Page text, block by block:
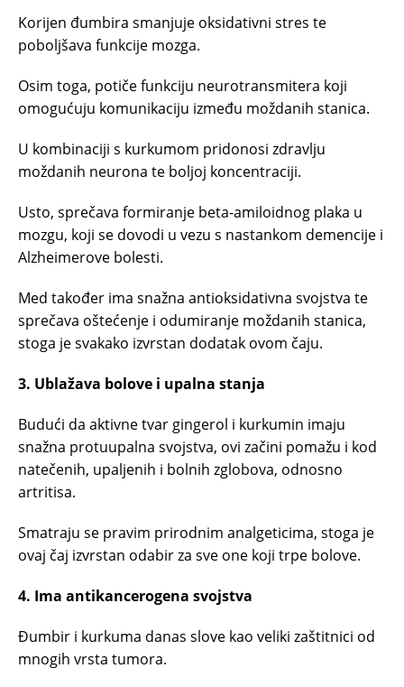
Korijen đumbira smanjuje oksidativni stres te
poboljšava funkcije mozga.
Osim toga, potiče funkciju neurotransmitera koji
omogućuju komunikaciju između moždanih stanica.
U kombinaciji s kurkumom pridonosi zdravlju
moždanih neurona te boljoj koncentraciji.
Usto, sprečava formiranje beta-amiloidnog plaka u
mozgu, koji se dovodi u vezu s nastankom demencije i
Alzheimerove bolesti.
Med također ima snažna antioksidativna svojstva te
sprečava oštećenje i odumiranje moždanih stanica,
stoga je svakako izvrstan dodatak ovom čaju.
3. Ublažava bolove i upalna stanja
Budući da aktivne tvar gingerol i kurkumin imaju
snažna protuupalna svojstva, ovi začini pomažu i kod
natečenih, upaljenih i bolnih zglobova, odnosno
artritisa.
Smatraju se pravim prirodnim analgeticima, stoga je
ovaj čaj izvrstan odabir za sve one koji trpe bolove.
4. Ima antikancerogena svojstva
Đumbir i kurkuma danas slove kao veliki zaštitnici od
mnogih vrsta tumora.